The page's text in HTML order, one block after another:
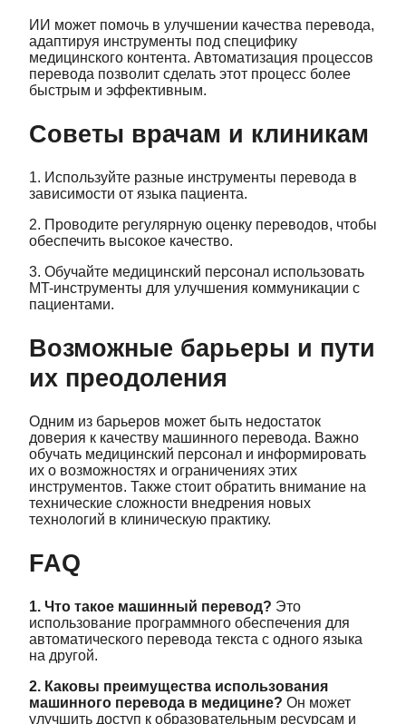
ИИ может помочь в улучшении качества перевода,
адаптируя инструменты под специфику
медицинского контента. Автоматизация процессов
перевода позволит сделать этот процесс более
быстрым и эффективным.
Советы врачам и клиникам
1. Используйте разные инструменты перевода в
зависимости от языка пациента.
2. Проводите регулярную оценку переводов, чтобы
обеспечить высокое качество.
3. Обучайте медицинский персонал использовать
MT-инструменты для улучшения коммуникации с
пациентами.
Возможные барьеры и пути
их преодоления
Одним из барьеров может быть недостаток
доверия к качеству машинного перевода. Важно
обучать медицинский персонал и информировать
их о возможностях и ограничениях этих
инструментов. Также стоит обратить внимание на
технические сложности внедрения новых
технологий в клиническую практику.
FAQ
1. Что такое машинный перевод? Это
использование программного обеспечения для
автоматического перевода текста с одного языка
на другой.
2. Каковы преимущества использования
машинного перевода в медицине? Он может
улучшить доступ к образовательным ресурсам и